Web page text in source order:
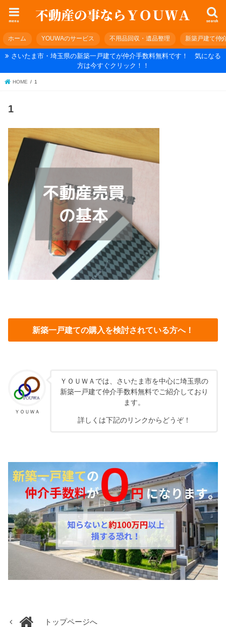
search
menu
ホーム YOUWAのサービス 不用品回収・遺品整理 新築戸建て仲
さいたま市・埼玉県の新築一戸建てが仲介手数料無料です！ 気になる
方は今すぐクリック！！
HOME 1
1
新築一戸建ての購入を検討されている方へ！
ＹＯＵＷＡ
ＹＯＵＷＡでは、さいたま市を中心に埼玉県の
新築一戸建て仲介手数料無料でご紹介しており
ます。
詳しくは下記のリンクからどうぞ！
トップページへ